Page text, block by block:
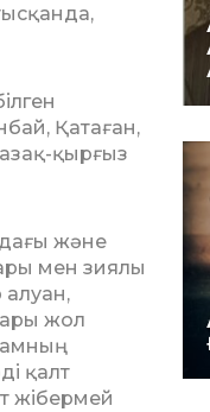
Қатаған,
қырғыз
және
мен зиялы
алуан,
жол
қалт
жібермей